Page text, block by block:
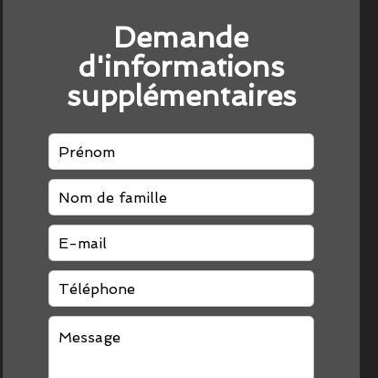
Demande
d'informations
supplémentaires